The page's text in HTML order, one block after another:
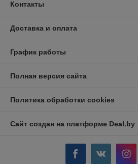
Контакты
Доставка и оплата
График работы
Полная версия сайта
Политика обработки cookies
Сайт создан на платформе Deal.by